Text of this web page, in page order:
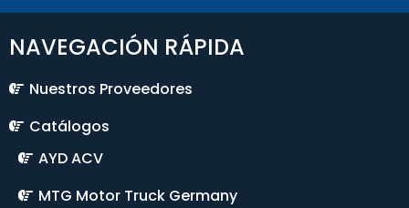
NAVEGACIÓN RÁPIDA
Nuestros Proveedores
Catálogos
AYD ACV
MTG Motor Truck Germany